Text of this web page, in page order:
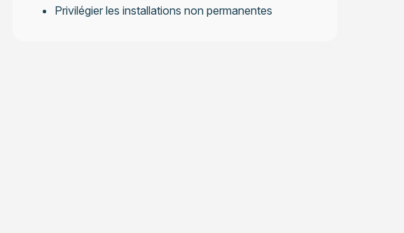
Privilégier les installations non permanentes